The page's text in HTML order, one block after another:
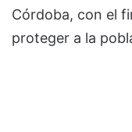
Córdoba, con el
proteger a la